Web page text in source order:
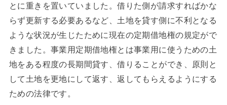
とに重きを置いていました。借りた側が請求すればかな
らず更新する必要あるなど、土地を貸す側に不利となる
ような状況が生じたために現在の定期借地権の規定がで
きました。事業用定期借地権とは事業用に使うための土
地をある程度の長期間貸す、借りることができ、原則と
して土地を更地にして返す、返してもらえるようにする
ための法律です。